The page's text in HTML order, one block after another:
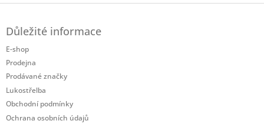
Z
Důležité informace
E-shop
Prodejna
Prodávané značky
Lukostřelba
Obchodní podmínky
Ochrana osobních údajů